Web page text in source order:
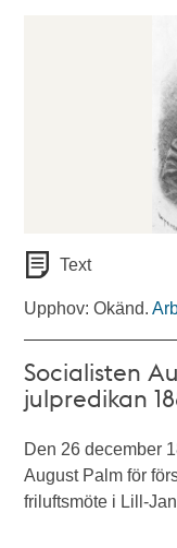
Text
Upphov: Okänd.
Socialisten
julpredikan
Den 26 december
August Palm för
friluftsmöte i Lill-